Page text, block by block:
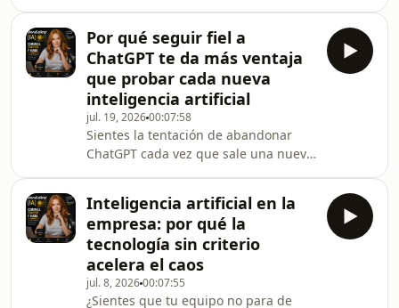
hace que tu audiencia se identifiqu
la rapidez y publican novedades
constantes para no perder
visualizaciones, pero en realidad, la
inmensa mayoría de esa información
es ruido que envejece antes de que te
termines el café. El verdadero poder
de la tecnología no está en conocer
cada pequeña
Por qué seguir fiel a
ChatGPT te da más ventaja
que probar cada nueva
inteligencia artificial
jul. 19, 202600:07:58
Sientes la tentación de abandonar
ChatGPT cada vez que sale una nueva
absurda y actualizaciones como
ChatGPT 5.6 cambian las reglas del
juego, saltar constantemente de
plataforma te hace perder el contexto
acumulado de tu negocio. El
verdadero poder de la inteligencia
Inteligencia artificial en la
empresa: por qué la
tecnología sin criterio
acelera el caos
jul. 8, 202600:07:55
¿Sientes que tu equipo no para de